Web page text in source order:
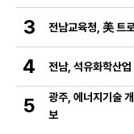
3 전남교육청, 美 트
4 전남, 석유화학산
5
광주, 에너지기술
보